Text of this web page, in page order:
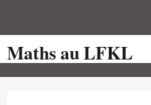
Page d'accueil
Pour les Profs
Maths au LFKL